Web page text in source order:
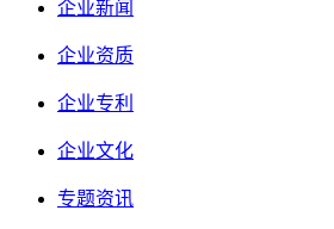
企业新闻
企业资质
企业专利
企业文化
专题资讯